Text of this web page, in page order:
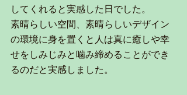
してくれると実感した日でした。
素晴らしい空間、素晴らしいデザイン
の環境に身を置くと人は真に癒しや幸
せをしみじみと噛み締めることができ
るのだと実感しました。